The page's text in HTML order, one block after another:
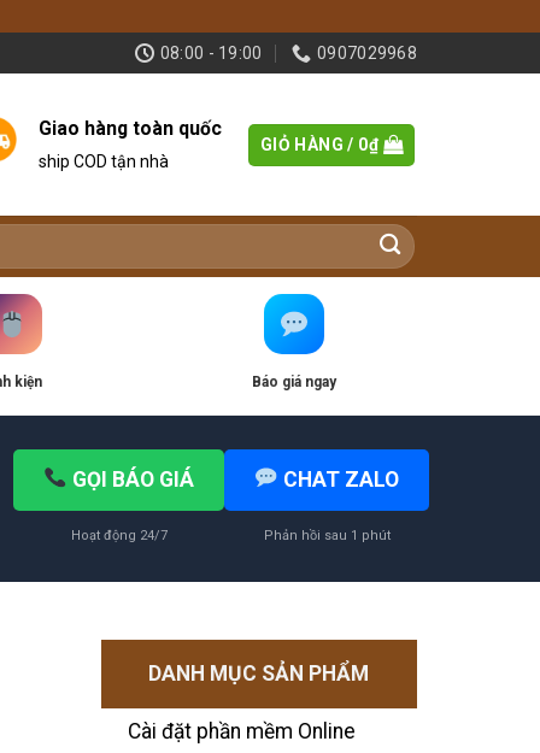
08:00 - 19:00 0907029968
Giao hàng toàn quốc
ship COD tận nhà
GIỎ HÀNG / 0₫
kiện Báo giá ngay
GỌI BÁO GIÁ
Hoạt động 24/7
CHAT ZALO
Phản hồi sau 1 phút
DANH MỤC SẢN PHẨM
Cài đặt phần mềm Online